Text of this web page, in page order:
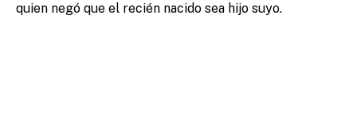
quien negó que el recién nacido sea hijo suyo.